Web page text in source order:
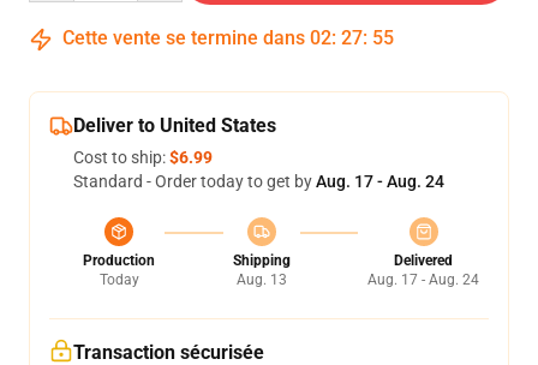
Cette vente se termine dans 02: 27: 54
Deliver to United States
Cost to ship:$6.99
Standard - Order today to get byAug. 17 - Aug. 24
Production
Today
Shipping
Aug. 13
Delivered
Aug. 17 - Aug. 24
Transaction sécurisée